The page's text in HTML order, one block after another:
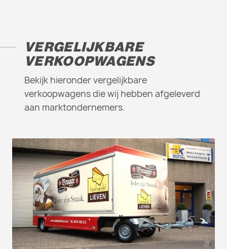
VERGELIJKBARE
VERKOOPWAGENS
Bekijk hieronder vergelijkbare
verkoopwagens die wij hebben afgeleverd
aan marktondernemers.